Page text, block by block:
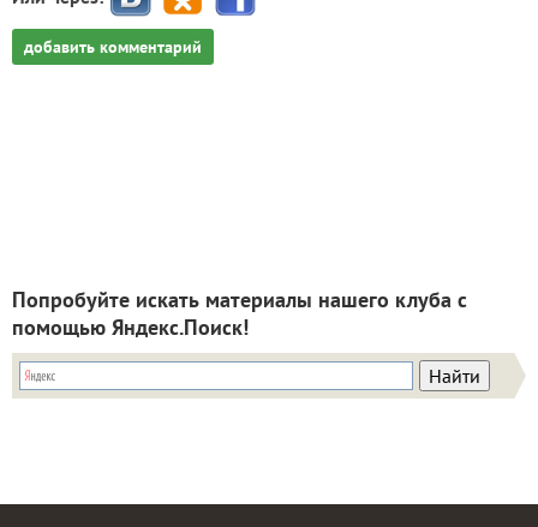
добавить комментарий
Попробуйте искать материалы нашего клуба с
помощью Яндекс.Поиск!